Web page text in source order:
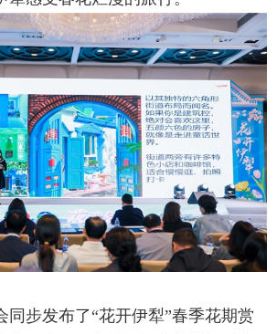
同步发布了“花开伊犁”春季花期赏